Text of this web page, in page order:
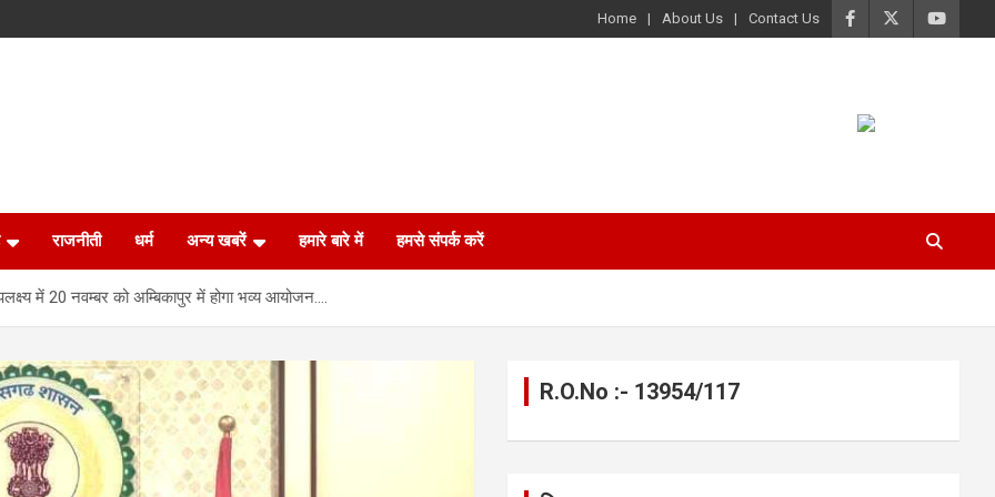
Home About Us Contact Us
राजनीती धर्म अन्य खबरें हमारे बारे में हमसे संपर्क करें
में 20 नवम्बर को अम्बिकापुर में होगा भव्य आयोजन….
R.O.No :- 13954/117